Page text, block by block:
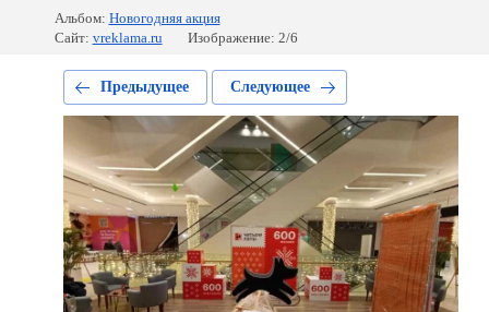
Альбом: Новогодняя акция
Сайт: vreklama.ru Изображение: 2/6
Предыдущее Следующее